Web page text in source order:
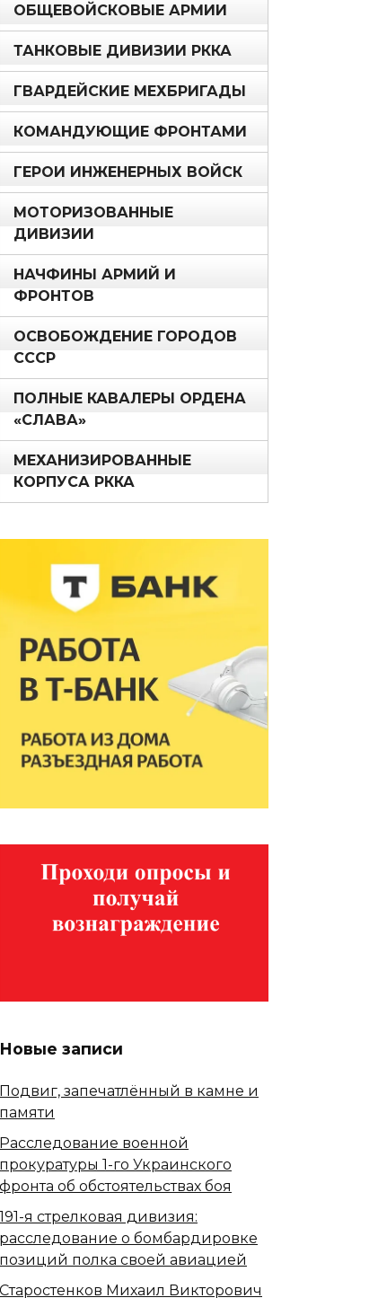
ОБЩЕВОЙСКОВЫЕ АРМИИ
ТАНКОВЫЕ ДИВИЗИИ РККА
ГВАРДЕЙСКИЕ МЕХБРИГАДЫ
КОМАНДУЮЩИЕ ФРОНТАМИ
ГЕРОИ ИНЖЕНЕРНЫХ ВОЙСК
МОТОРИЗОВАННЫЕ
ДИВИЗИИ
НАЧФИНЫ АРМИЙ И
ФРОНТОВ
ОСВОБОЖДЕНИЕ ГОРОДОВ
СССР
ПОЛНЫЕ КАВАЛЕРЫ ОРДЕНА
«СЛАВА»
МЕХАНИЗИРОВАННЫЕ
КОРПУСА РККА
Новые записи
Подвиг, запечатлённый в камне и
памяти
Расследование военной
прокуратуры 1-го Украинского
фронта об обстоятельствах боя
191-я стрелковая дивизия:
расследование о бомбардировке
позиций полка своей авиацией
Старостенков Михаил Викторович